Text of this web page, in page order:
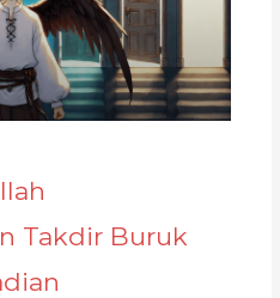
Takdir Buruk